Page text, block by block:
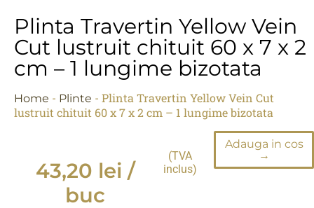
Plinta Travertin Yellow Vein
Cut lustruit chituit 60 x 7 x 2
cm – 1 lungime bizotata
Home - Plinte - Plinta Travertin Yellow Vein Cut
lustruit chituit 60 x 7 x 2 cm – 1 lungime bizotata
43,20 lei /
buc
(TVA
inclus)
Adauga in cos
→